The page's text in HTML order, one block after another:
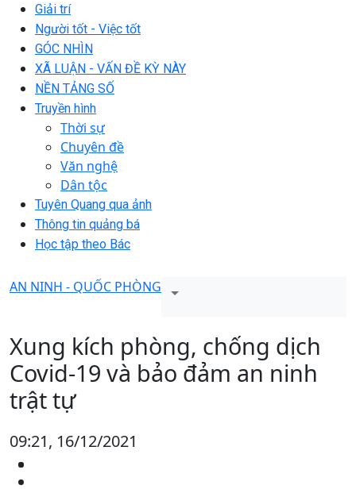
Giải trí
Người tốt - Việc tốt
GÓC NHÌN
XÃ LUẬN - VẤN ĐỀ KỲ NÀY
NỀN TẢNG SỐ
Truyền hình
Thời sự
Chuyên đề
Văn nghệ
Dân tộc
Tuyên Quang qua ảnh
Thông tin quảng bá
Học tập theo Bác
AN NINH - QUỐC PHÒNG
Xung kích phòng, chống dịch
Covid-19 và bảo đảm an ninh
trật tự
09:21, 16/12/2021